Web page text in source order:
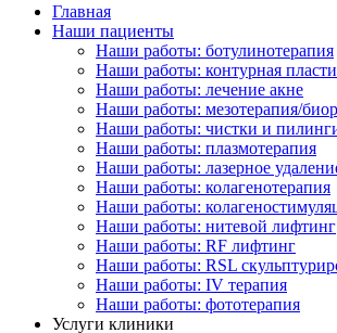
Главная
Наши пациенты
Наши работы: ботулинотерапия
Наши работы: контурная
Наши работы: лечение акне
Наши работы: мезотерапия/
Наши работы: чистки и
Наши работы: плазмотерапия
Наши работы: лазерное
Наши работы: колагенотерапия
Наши работы:
Наши работы: нитевой лифтинг
Наши работы: RF лифтинг
Наши работы: RSL
Наши работы: IV терапия
Наши работы: фототерапия
Услуги клиники